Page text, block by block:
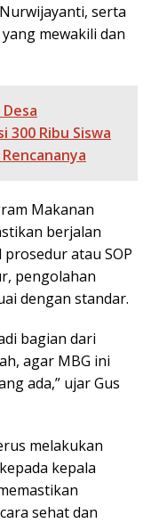
serta
mewakili dan
300 Ribu Siswa
Makanan
berjalan
atau SOP
pengolahan
dengan standar.
bagian dari
agar MBG ini
ada,” ujar Gus
melakukan
kepala
sehat dan